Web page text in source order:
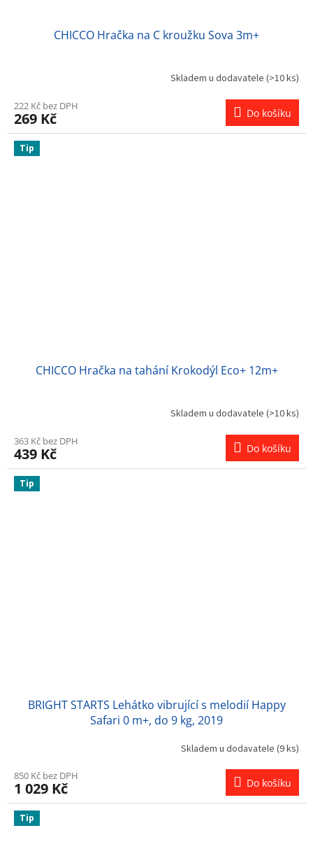
CHICCO Hračka na C kroužku Sova 3m+
Skladem u dodavatele (>10 ks)
222 Kč bez DPH
269 Kč Do košíku
Tip
CHICCO Hračka na tahání Krokodýl Eco+ 12m+
Skladem u dodavatele (>10 ks)
363 Kč bez DPH
439 Kč Do košíku
Tip
BRIGHT STARTS Lehátko vibrující s melodií Happy
Safari 0 m+, do 9 kg, 2019
Skladem u dodavatele (9 ks)
850 Kč bez DPH
1 029 Kč Do košíku
Tip